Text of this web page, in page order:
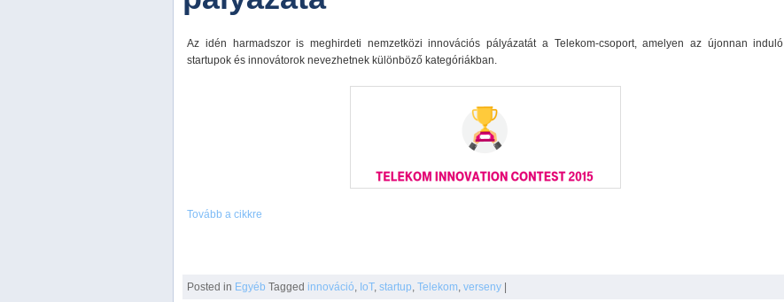
Az idén harmadszor is meghirdeti nemzetközi innovációs pályázatát a Telekom-csoport, amelyen az újonnan induló
startupok és innovátorok nevezhetnek különböző kategóriákban.
Tovább a cikkre
Posted in Egyéb Tagged innováció IoT, startup Telekom verseny |